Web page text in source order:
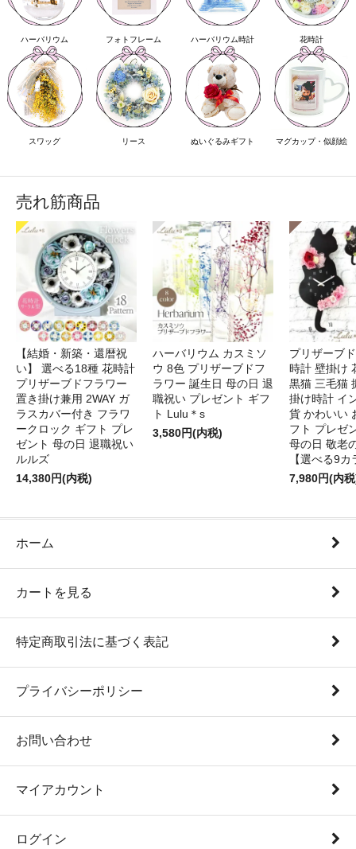
ハーバリウム フォトフレーム ハーバリウム時計 花時計
スワッグ リース ぬいぐるみギフト マグカップ・似顔絵
売れ筋商品
【結婚・新築・還暦祝
い】 選べる18種 花時計
プリザーブドフラワー
置き掛け兼用 2WAY ガ
ラスカバー付き フラワ
ークロック ギフト プレ
ゼント 母の日 退職祝い
ルルズ
14,380円(内税)
ハーバリウム カスミソ
ウ 8色 プリザーブドフ
ラワー 誕生日 母の日 退
職祝い プレゼント ギフ
ト Lulu＊s
3,580円(内税)
プリザーブ
時計 壁掛け
黒猫 三毛猫
掛け時計 イ
貨 かわいい
フト プレゼ
母の日 敬老
【選べる9カ
7,980円(内
ホーム
カートを見る
特定商取引法に基づく表記
プライバシーポリシー
お問い合わせ
マイアカウント
ログイン